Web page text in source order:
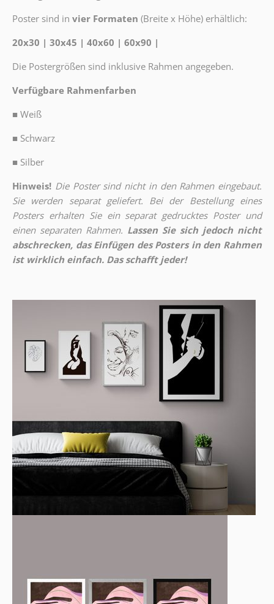
Poster sind in vier Formaten (Breite x Höhe) erhältlich:
20x30 | 30x45 | 40x60 | 60x90 |
Die Postergrößen sind inklusive Rahmen angegeben.
Verfügbare Rahmenfarben
■ Weiß
■ Schwarz
■ Silber
Hinweis! Die Poster sind nicht in den Rahmen eingebaut.
Sie werden separat geliefert. Bei der Bestellung eines
Posters erhalten Sie ein separat gedrucktes Poster und
einen separaten Rahmen. Lassen Sie sich jedoch nicht
abschrecken, das Einfügen des Posters in den Rahmen
ist wirklich einfach. Das schafft jeder!